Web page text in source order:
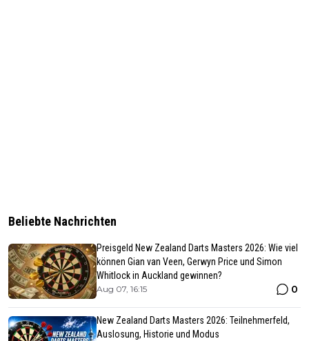
Beliebte Nachrichten
Preisgeld New Zealand Darts Masters 2026: Wie viel
können Gian van Veen, Gerwyn Price und Simon
Whitlock in Auckland gewinnen?
Aug 07, 16:15 0
New Zealand Darts Masters 2026: Teilnehmerfeld,
Auslosung, Historie und Modus